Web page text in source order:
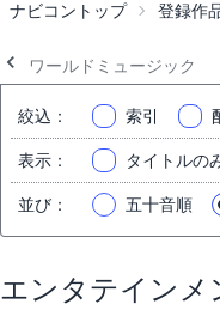
ナビコントップ 登録作
ワールドミュージック
絞込 ： 索引
表示 ： タイトルの
並び ： 五十音順
エンタテインメ